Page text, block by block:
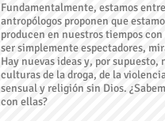
Fundamentalmente, estamos
antropólogos proponen que
producen en nuestros tiempos
ser simplemente espectadores,
Hay nuevas ideas y, por
culturas de la droga, de la
sensual y religión sin Dios.
con ellas?